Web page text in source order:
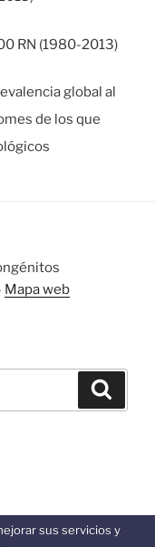
RN (1980-2013)
global al
de los que
Mapa web
sus servicios y